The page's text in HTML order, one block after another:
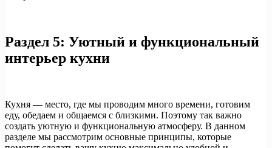
Раздел 5: Уютный и функциональный
интерьер кухни
Кухня — место, где мы проводим много времени, готовим
еду, обедаем и общаемся с близкими. Поэтому так важно
создать уютную и функциональную атмосферу. В данном
разделе мы рассмотрим основные принципы, которые